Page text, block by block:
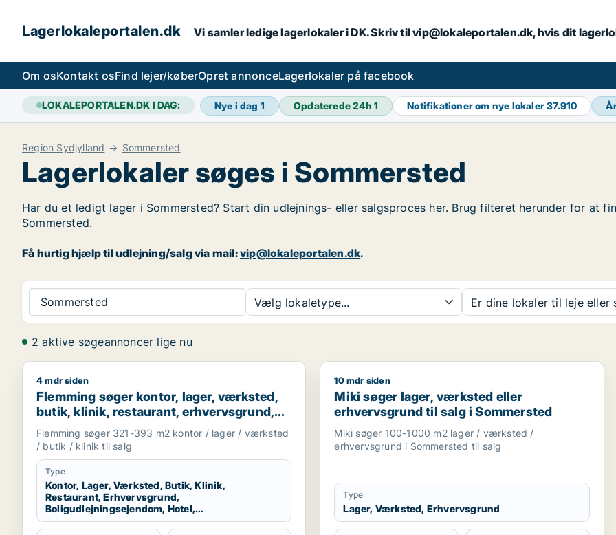
Lagerlokaleportalen.dk Vi samler ledige lagerlokaler i DK. Skriv til vip@lokaleportalen.dk, hvis dit
Om osKontakt osFind lejer/køberOpret annonceLagerlokaler på facebook
LOKALEPORTALEN.DK I DAG: Nye i dag 1 Opdaterede 24h1 Notifikationer om nye lokaler37.910
Region Sydjylland Sommersted
Lagerlokaler søges i Sommersted
Har du et ledigt lager i Sommersted? Start din udlejnings- eller salgsproces her. Brug filteret herunder for at
Sommersted.
Få hurtig hjælp til udlejning/salg via mail:vip@lokaleportalen.dk.
Sommersted Vælg lokaletype... Er dine lokaler til leje eller
2 aktive søgeannoncer lige nu
Flemming søger kontor, lager, værksted, butik, klinik, restaurant, erhvervsgrund, boligudlejningsejendom,
4 mdr siden
Flemming søger kontor, lager, værksted,
butik, klinik, restaurant, erhvervsgrund,
boligudlejningsejendom, hotel,
produktionslokaler eller garage til salg i
Kolding, Christiansfeld eller Sjølund m.fl.
Flemming søger 321-393 m2 kontor / lager / værksted
/ butik / klinik til salg
Type
Kontor, Lager, Værksted, Butik, Klinik,
Restaurant, Erhvervsgrund,
Boligudlejningsejendom, Hotel,
Produktionslokaler, Garage
Miki søger lager, værksted eller erhvervsgrund til
10 mdr siden
Miki søger lager, værksted eller
erhvervsgrund til salg i Sommersted
Miki søger 100-1000 m2 lager / værksted /
erhvervsgrund i Sommersted til salg
Type
Lager, Værksted, Erhvervsgrund